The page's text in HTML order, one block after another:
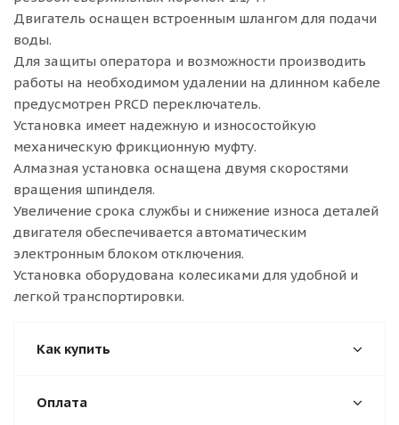
Двигатель оснащен встроенным шлангом для подачи
воды.
Для защиты оператора и возможности производить
работы на необходимом удалении на длинном кабеле
предусмотрен PRCD переключатель.
Установка имеет надежную и износостойкую
механическую фрикционную муфту.
Алмазная установка оснащена двумя скоростями
вращения шпинделя.
Увеличение срока службы и снижение износа деталей
двигателя обеспечивается автоматическим
электронным блоком отключения.
Установка оборудована колесиками для удобной и
легкой транспортировки.
Как купить
Оплата